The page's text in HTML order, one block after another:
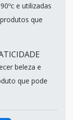
e utilizadas
que
beleza e
que pode